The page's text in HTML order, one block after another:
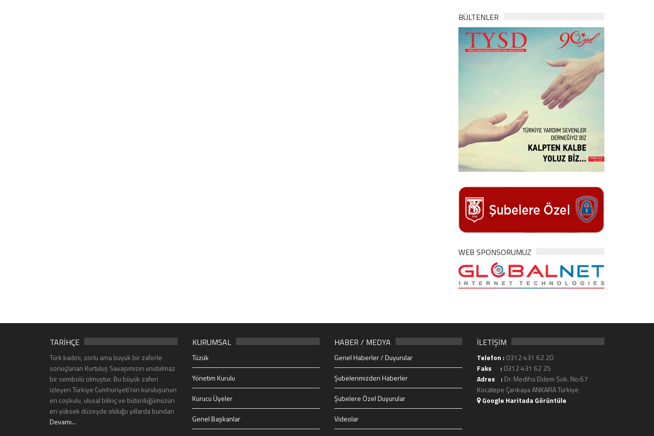
BÜLTENLER
WEB SPONSORUMUZ
TARİHÇE
Türk kadını, zorlu ama büyük bir zaferle
sonuçlanan Kurtuluş Savaşımızın unutulmaz
bir sembolü olmuştur. Bu büyük zaferi
izleyen Türkiye Cumhuriyeti’nin kuruluşunun
en coşkulu, ulusal bilinç ve bütünlüğümüzün
en yüksek düzeyde olduğu yıllarda bundan
Devamı...
KURUMSAL
Tüzük
Yönetim Kurulu
Kurucu Üyeler
Genel Başkanlar
HABER / MEDYA
Genel Haberler / Duyurular
Şubelerimizden Haberler
Şubelere Özel Duyurular
Videolar
İLETİŞİM
Telefon : 0312 431 62 20
Faks : 0312 431 62 25
Adres : Dr. Mediha Eldem Sok. No:67
Kocatepe Çankaya ANKARA Türkiye
Google Haritada Görüntüle